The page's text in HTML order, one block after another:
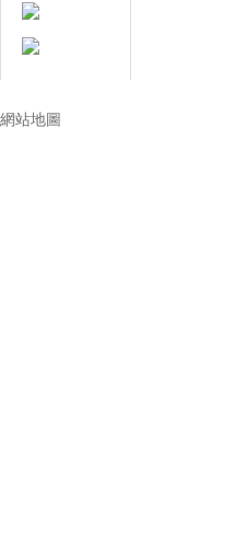
網站地圖